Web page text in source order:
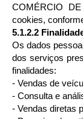
COMÉRCIO
cookies,
5.1.2.2
Os dados
dos serviços
finalidades:
- Vendas de
- Consulta e
- Vendas diretas